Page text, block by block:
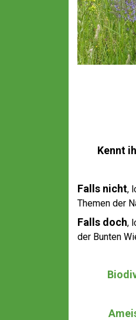
Kennt
Falls nicht,
Themen der
Falls doch,
der Bunten